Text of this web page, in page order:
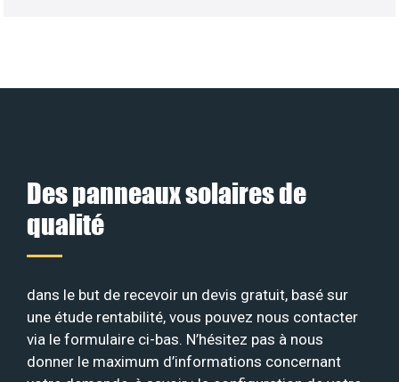
Des panneaux solaires de
qualité
dans le but de recevoir un devis gratuit, basé sur
une étude rentabilité, vous pouvez nous contacter
via le formulaire ci-bas. N’hésitez pas à nous
donner le maximum d’informations concernant